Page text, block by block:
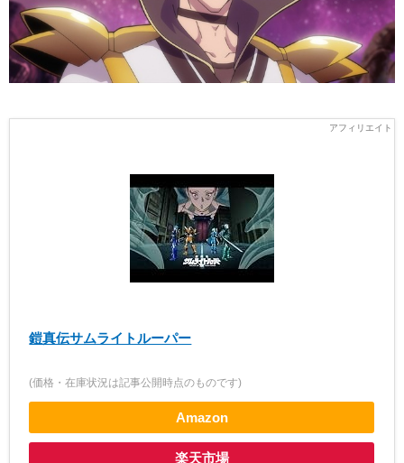
鎧真伝サムライトルーパー
(価格・在庫状況は記事公開時点のものです)
Amazon
楽天市場